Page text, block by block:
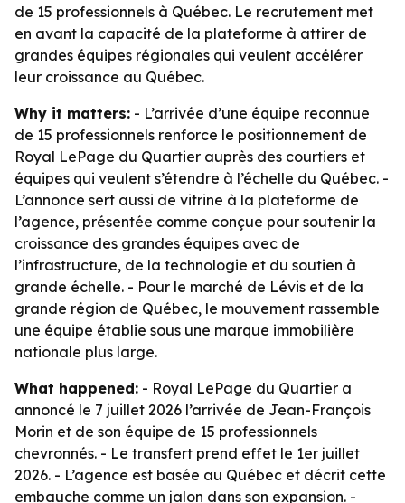
de 15 professionnels à Québec. Le recrutement met
en avant la capacité de la plateforme à attirer de
grandes équipes régionales qui veulent accélérer
leur croissance au Québec.
Why it matters: - L’arrivée d’une équipe reconnue
de 15 professionnels renforce le positionnement de
Royal LePage du Quartier auprès des courtiers et
équipes qui veulent s’étendre à l’échelle du Québec. -
L’annonce sert aussi de vitrine à la plateforme de
l’agence, présentée comme conçue pour soutenir la
croissance des grandes équipes avec de
l’infrastructure, de la technologie et du soutien à
grande échelle. - Pour le marché de Lévis et de la
grande région de Québec, le mouvement rassemble
une équipe établie sous une marque immobilière
nationale plus large.
What happened: - Royal LePage du Quartier a
annoncé le 7 juillet 2026 l’arrivée de Jean-François
Morin et de son équipe de 15 professionnels
chevronnés. - Le transfert prend effet le 1er juillet
2026. - L’agence est basée au Québec et décrit cette
embauche comme un jalon dans son expansion. -